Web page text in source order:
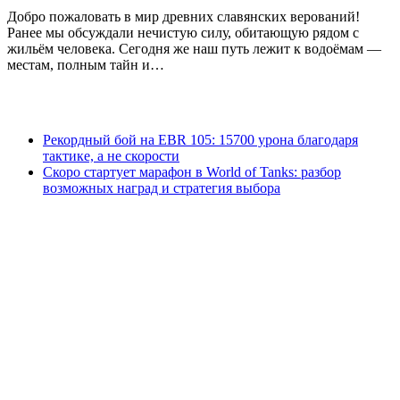
Добро пожаловать в мир древних славянских верований!
Ранее мы обсуждали нечистую силу, обитающую рядом с
жильём человека. Сегодня же наш путь лежит к водоёмам —
местам, полным тайн и…
Рекордный бой на EBR 105: 15700 урона благодаря
тактике, а не скорости
Скоро стартует марафон в World of Tanks: разбор
возможных наград и стратегия выбора